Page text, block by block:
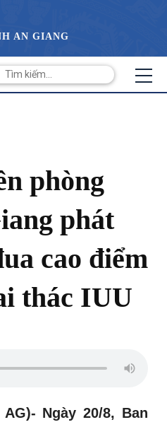
AN GIANG
phòng
phát
cao điểm
thác IUU
Ngày 20/8, Ban